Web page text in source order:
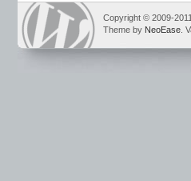
Copyright © 2009-
Theme by NeoEase .